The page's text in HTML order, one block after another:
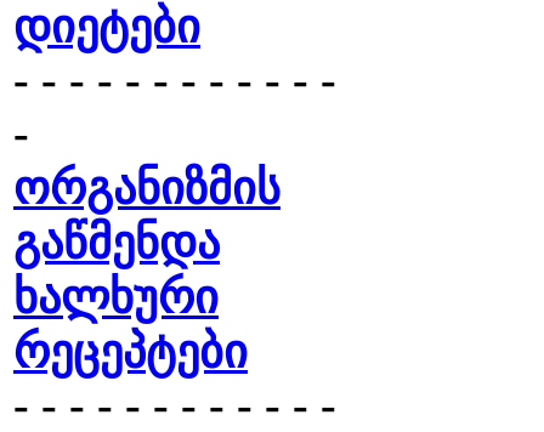
დიეტები
- - - - - - - - - - - -
-
ორგანიზმის
გაწმენდა
ხალხური
რეცეპტები
- - - - - - - - - - - -